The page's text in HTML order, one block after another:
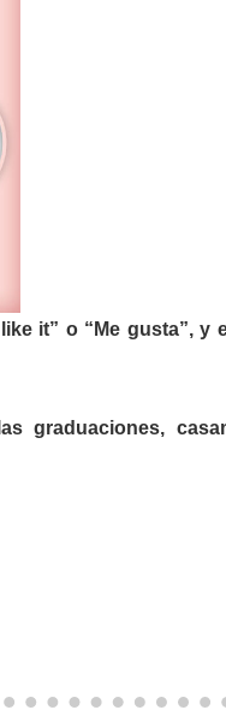
it” o “Me gusta”, y
graduaciones,